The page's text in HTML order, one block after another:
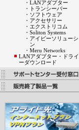
・ LANアダプター
・
トランシーバー
・ ソフトウェア
・ アクセサリー
・ エクストリコム
・ Soliton Systems
・ アイビーソリューシ
ン
・ Meru Networks
LANアダプター・ドラ
ーダウンロード